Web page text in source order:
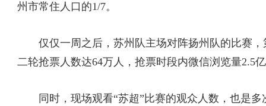
州市常住人口的1/7。
仅仅一周之后，苏州队主场对阵扬州队的比赛，
二轮抢票人数达64万人，抢票时段内微信浏览量2.5
同时，现场观看“苏超”比赛的观众人数，也是多